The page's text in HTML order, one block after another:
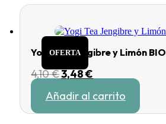
OFERTA
Yogi Tea Jengibre y Limón BIO
4,10€El
original
era:
3,48€
actual
es:
Añadir al carrito